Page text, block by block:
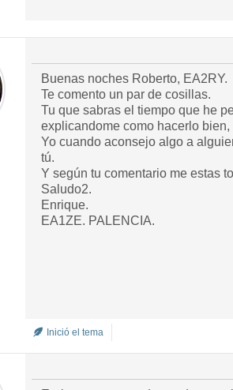
Buenas noches Roberto, EA2RY.
Te comento un par de cosillas.
Tu que sabras el tiempo que he
explicandome como hacerlo
Yo cuando aconsejo algo a
tú.
Y según tu comentario me estas
Saludo2.
Enrique.
EA1ZE. PALENCIA.
Inició el tema